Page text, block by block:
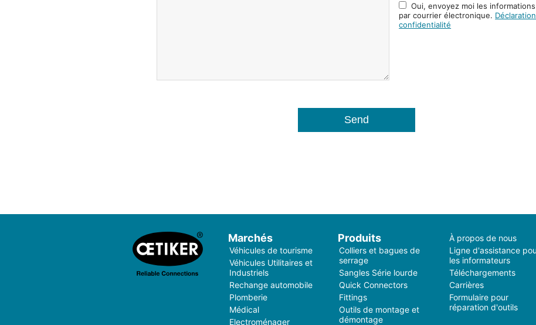
Oui, envoyez moi les
par courrier électronique.
confidentialité
Marchés
Véhicules de tourisme
Véhicules Utilitaires et
Industriels
Rechange automobile
Plomberie
Médical
Electroménager
Produits
Colliers et bagues de
serrage
Sangles Série lourde
Quick Connectors
Fittings
Outils de montage et
démontage
À propos de nous
Ligne d'assistance
les informateurs
Téléchargements
Carrières
Formulaire pour
réparation d'outils